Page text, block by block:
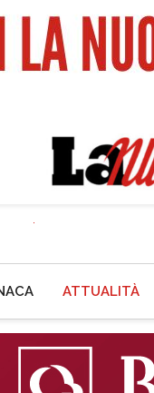
ATTUALITÀ